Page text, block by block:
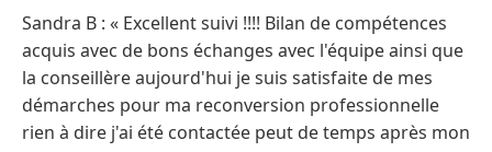
Sandra B : « Excellent suivi !!!! Bilan de compétences
acquis avec de bons échanges avec l'équipe ainsi que
la conseillère aujourd'hui je suis satisfaite de mes
démarches pour ma reconversion professionnelle
rien à dire j'ai été contactée peut de temps après mon